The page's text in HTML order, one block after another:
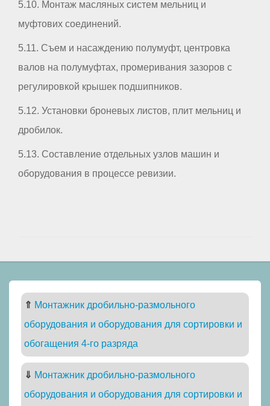
5.10. Монтаж масляных систем мельниц и
муфтових соединений.
5.11. Съем и насаждению полумуфт, центровка
валов на полумуфтах, промеривания зазоров с
регулировкой крышек подшипников.
5.12. Установки броневых листов, плит мельниц и
дробилок.
5.13. Составление отдельных узлов машин и
оборудования в процессе ревизии.
⇑ Монтажник дробильно-размольного
оборудования и оборудования для сортировки и
обогащения 4-го разряда
⇓ Монтажник дробильно-размольного
оборудования и оборудования для сортировки и